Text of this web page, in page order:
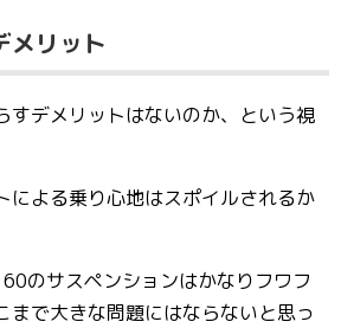
メリット
すデメリットはないのか、という視
による乗り心地はスポイルされるか
のサスペンションはかなりフワフ
まで大きな問題にはならないと思っ